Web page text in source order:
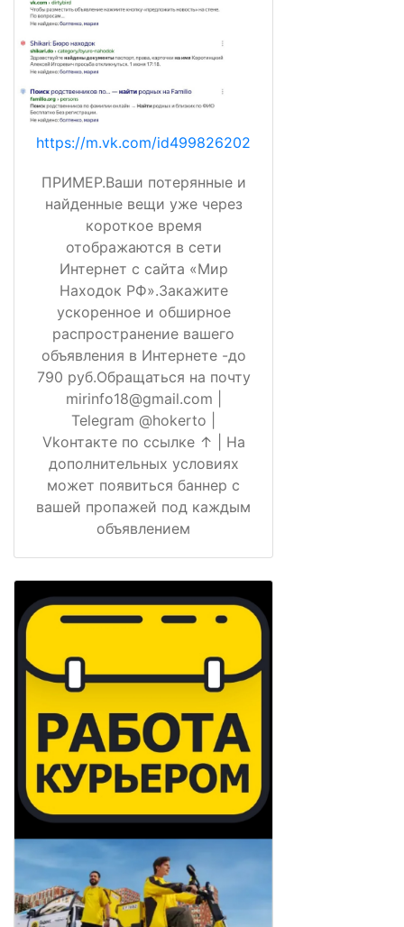
https://m.vk.com/id499826202
ПРИМЕР.Ваши потерянные и
найденные вещи уже через
короткое время
отображаются в сети
Интернет с сайта «Мир
Находок РФ».Закажите
ускоренное и обширное
распространение вашего
объявления в Интернете -до
790 руб.Обращаться на почту
mirinfo18@gmail.com |
Telegram @hokerto |
Vkонтакте по ссылке ↑ | На
дополнительных условиях
может появиться баннер с
вашей пропажей под каждым
объявлением